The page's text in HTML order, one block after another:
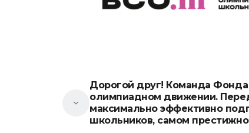
Дорогой друг! Команда Фонда
олимпиадном движении.
максимально эффективно
школьников, самом